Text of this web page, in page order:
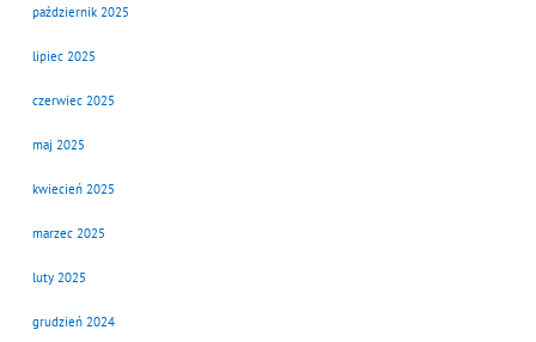
październik 2025
lipiec 2025
czerwiec 2025
maj 2025
kwiecień 2025
marzec 2025
luty 2025
grudzień 2024